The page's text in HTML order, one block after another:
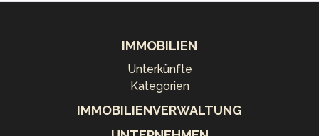
IMMOBILIEN
Unterkünfte
Kategorien
IMMOBILIENVERWALTUNG